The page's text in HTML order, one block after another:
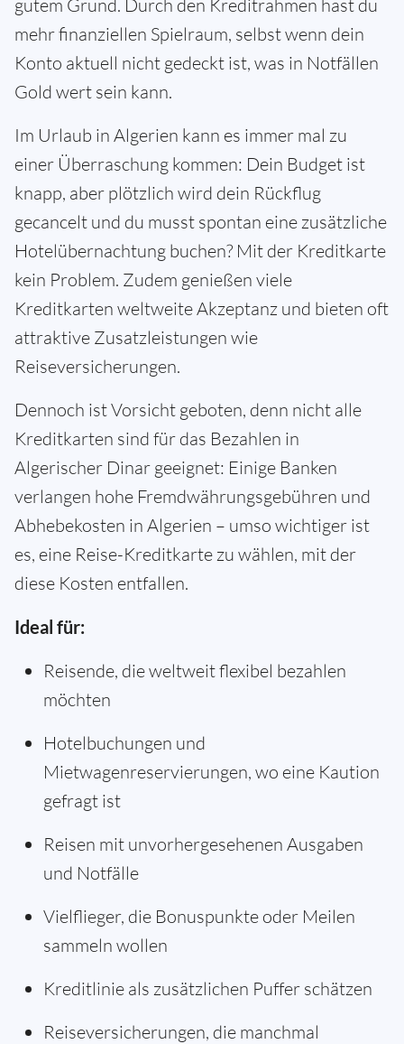
gutem Grund. Durch den Kreditrahmen hast du
mehr finanziellen Spielraum, selbst wenn dein
Konto aktuell nicht gedeckt ist, was in Notfällen
Gold wert sein kann.
Im Urlaub in Algerien kann es immer mal zu
einer Überraschung kommen: Dein Budget ist
knapp, aber plötzlich wird dein Rückflug
gecancelt und du musst spontan eine zusätzliche
Hotelübernachtung buchen? Mit der Kreditkarte
kein Problem. Zudem genießen viele
Kreditkarten weltweite Akzeptanz und bieten oft
attraktive Zusatzleistungen wie
Reiseversicherungen.
Dennoch ist Vorsicht geboten, denn nicht alle
Kreditkarten sind für das Bezahlen in
Algerischer Dinar geeignet: Einige Banken
verlangen hohe Fremdwährungsgebühren und
Abhebekosten in Algerien – umso wichtiger ist
es, eine Reise-Kreditkarte zu wählen, mit der
diese Kosten entfallen.
Ideal für:
Reisende, die weltweit flexibel bezahlen
möchten
Hotelbuchungen und
Mietwagenreservierungen, wo eine Kaution
gefragt ist
Reisen mit unvorhergesehenen Ausgaben
und Notfälle
Vielflieger, die Bonuspunkte oder Meilen
sammeln wollen
Kreditlinie als zusätzlichen Puffer schätzen
Reiseversicherungen, die manchmal